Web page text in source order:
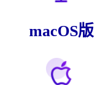
macOS版